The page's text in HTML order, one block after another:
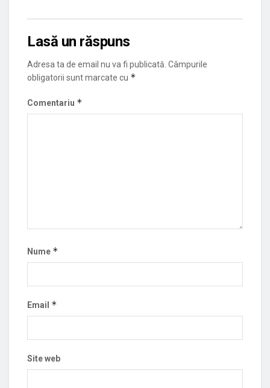
Lasă un răspuns
Adresa ta de email nu va fi publicată. Câmpurile
obligatorii sunt marcate cu *
Comentariu *
Nume *
Email *
Site web